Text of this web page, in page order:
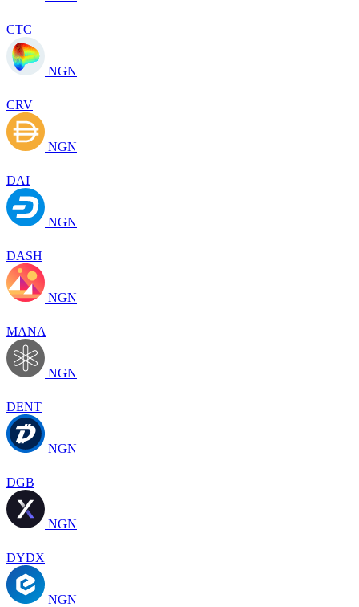
CTC
NGN
CRV
NGN
DAI
NGN
DASH
NGN
MANA
NGN
DENT
NGN
DGB
NGN
DYDX
NGN